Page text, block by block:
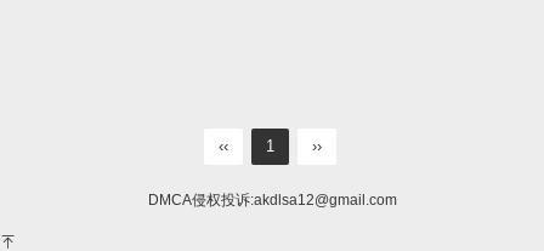
‹‹ 1 ››
DMCA侵权投诉:akdlsa12@gmail.com